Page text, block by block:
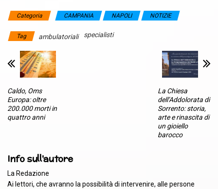
Categoria CAMPANIA NAPOLI NOTIZIE
Tag ambulatoriali specialisti
Caldo, Oms
Europa: oltre
200.000 morti in
quattro anni
La Chiesa
dell’Addolorata di
Sorrento: storia,
arte e rinascita di
un gioiello
barocco
Info sull'autore
La Redazione
Ai lettori, che avranno la possibilità di intervenire, alle persone